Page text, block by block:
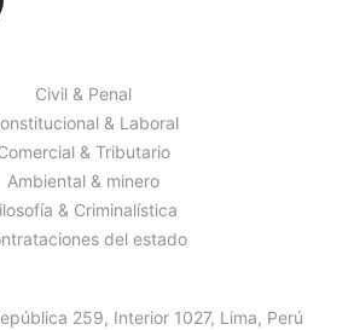
Civil & Penal
& Laboral
& Tributario
Ambiental & minero
& Criminalística
del estado
259, Interior 1027, Lima, Perú